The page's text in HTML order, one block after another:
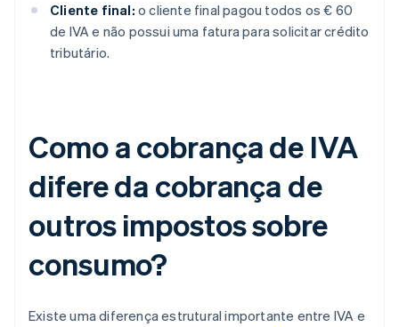
Cliente final: o cliente final pagou todos os € 60
de IVA e não possui uma fatura para solicitar crédito
tributário.
Como a cobrança de IVA
difere da cobrança de
outros impostos sobre
consumo?
Existe uma diferença estrutural importante entre IVA e